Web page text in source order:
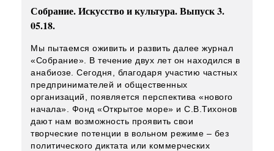
Собрание. Искусство и культура. Выпуск 3.
05.18.
Мы пытаемся оживить и развить далее журнал
«Собрание». В течение двух лет он находился в
анабиозе. Сегодня, благодаря участию частных
предпринимателей и общественных
организаций, появляется перспектива «нового
начала». Фонд «Открытое море» и С.В.Тихонов
дают нам возможность проявить свои
творческие потенции в вольном режиме – без
политического диктата или коммерческих